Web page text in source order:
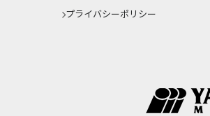
プライバシーポリシー